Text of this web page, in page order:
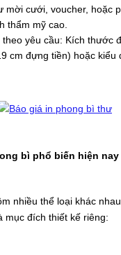
mời cưới, voucher, hoặc
thẩm mỹ cao.
theo yêu cầu: Kích thước
cm đựng tiền) hoặc kiểu
bì phổ biến hiện nay
nhiều thể loại khác
mục đích thiết kế riêng: